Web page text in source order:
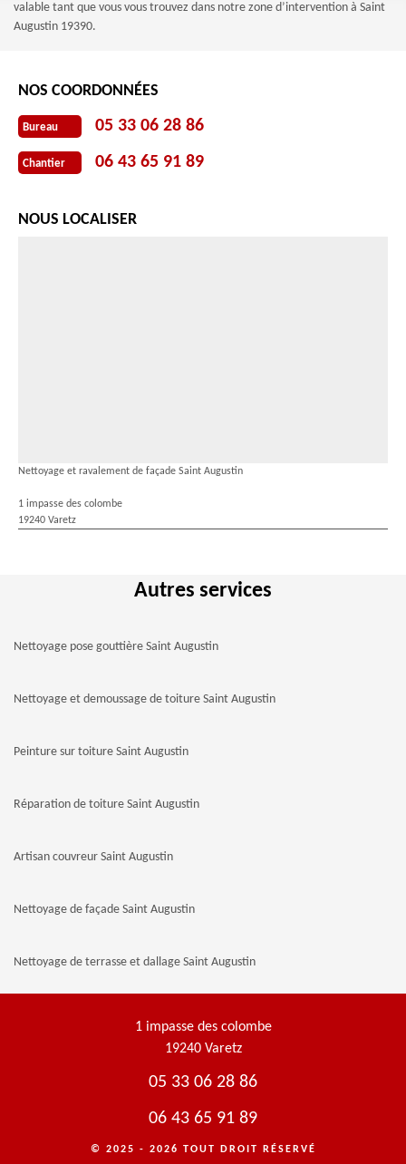
valable tant que vous vous trouvez dans notre zone d’intervention à Saint
Augustin 19390.
NOS COORDONNÉES
Bureau 05 33 06 28 86
Chantier 06 43 65 91 89
NOUS LOCALISER
Nettoyage et ravalement de façade Saint Augustin
1 impasse des colombe
19240 Varetz
Autres services
Nettoyage pose gouttière Saint Augustin
Nettoyage et demoussage de toiture Saint Augustin
Peinture sur toiture Saint Augustin
Réparation de toiture Saint Augustin
Artisan couvreur Saint Augustin
Nettoyage de façade Saint Augustin
Nettoyage de terrasse et dallage Saint Augustin
1 impasse des colombe
19240 Varetz
05 33 06 28 86
06 43 65 91 89
© 2025 - 2026 TOUT DROIT RÉSERVÉ